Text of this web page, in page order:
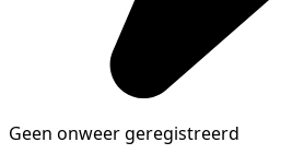
Geen onweer geregistreerd